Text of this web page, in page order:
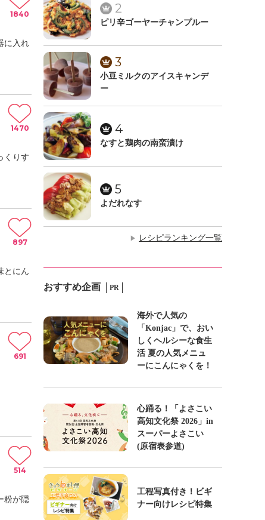
に入れ
1840
くりす
1470
とにん
897
691
粉が隠
514
2
ピリ辛ゴーヤーチャンプルー
3
小豆ミルクのアイスキャンデ
ー
4
なすと鶏肉の南蛮漬け
5
よだれなす
▶ レシピランキング一覧
おすすめ企画 PR
海外で人気の
「Konjac」で、おい
しくヘルシーな食生
活 夏の人気メニュ
ーにこんにゃくを！
心踊る！「よさこい
高知文化祭 2026」in
スーパーよさこい
(原宿表参道)
工程写真付き！ビギ
ナー向けレシピ特集